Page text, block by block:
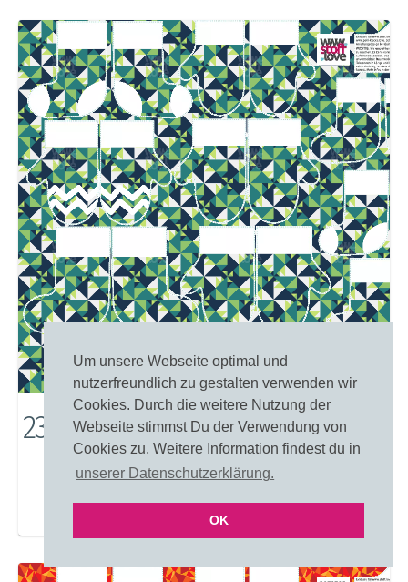
Um unsere Webseite optimal und
nutzerfreundlich zu gestalten verwenden wir
Cookies. Durch die weitere Nutzung der
Webseite stimmst Du der Verwendung von
Cookies zu. Weitere Information findest du in
unserer Datenschutzerklärung.
OK
23546: Dreieck Tangram